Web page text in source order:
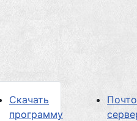
Скачать
программу